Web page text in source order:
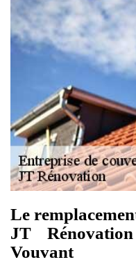
Le
JT
Vouvant